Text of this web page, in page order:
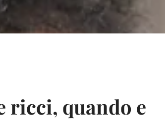
ricci, quando e